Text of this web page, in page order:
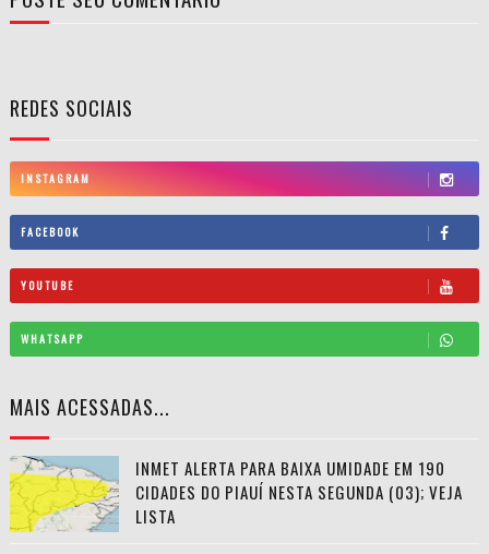
REDES SOCIAIS
INSTAGRAM
FACEBOOK
YOUTUBE
WHATSAPP
MAIS ACESSADAS...
INMET ALERTA PARA BAIXA UMIDADE EM 190
CIDADES DO PIAUÍ NESTA SEGUNDA (03); VEJA
LISTA